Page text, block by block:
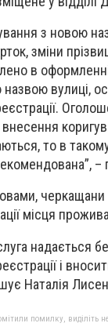
з новою
зміни
в
вулиці,
то в
–
місця
надається
і
Наталія
помилку, виділіть